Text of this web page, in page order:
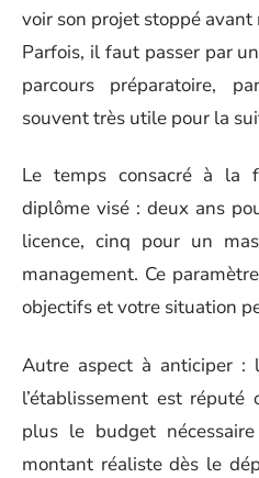
voir son projet stoppé avant
Parfois, il faut passer par
parcours préparatoire,
souvent très utile pour la
Le temps consacré à la
diplôme visé : deux ans
licence, cinq pour un
management. Ce
objectifs et votre situation
Autre aspect à anticiper :
l’établissement est
plus le budget
montant réaliste dès le